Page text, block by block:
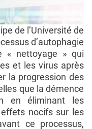
de l’Université de
d’autophagie
« nettoyage » qui
et les virus après
la progression des
que la démence
en éliminant les
nocifs sur les
ce processus,